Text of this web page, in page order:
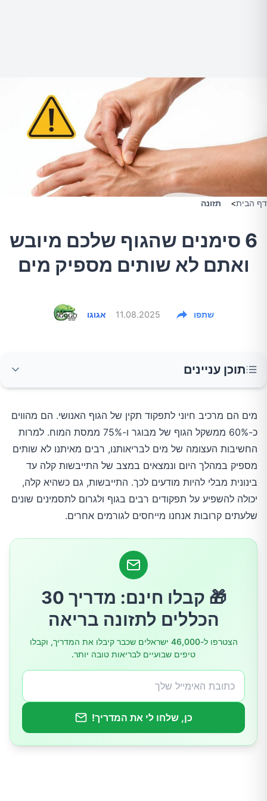
דף הבית> תזונה
6 סימנים שהגוף שלכם מיובש
ואתם לא שותים מספיק מים
אגוגו 11.08.2025 שתפו
תוכן עניינים
1. עייפות וחולשה כללית
2. כאבי ראש וסחרחורות
3. שתן כהה וירידה בתדירות ההשתנה
4. יובש בפה וצמא מוגבר
מניעה וטיפול
מים הם מרכיב חיוני לתפקוד תקין של הגוף האנושי. הם מהווים
כ-60% ממשקל הגוף של מבוגר ו-75% ממסת המוח. למרות
החשיבות העצומה של מים לבריאותנו, רבים מאיתנו לא שותים
מספיק במהלך היום ונמצאים במצב של התייבשות קלה עד
בינונית מבלי להיות מודעים לכך. התייבשות, גם כשהיא קלה,
יכולה להשפיע על תפקודים רבים בגוף ולגרום לתסמינים שונים
שלעתים קרובות אנחנו מייחסים לגורמים אחרים.
🎁 קבלו חינם: מדריך 30
הכללים לתזונה בריאה
הצטרפו ל-46,000 ישראלים שכבר קיבלו את המדריך, וקבלו
טיפים שבועיים לבריאות טובה יותר.
כן, שלחו לי את המדריך!